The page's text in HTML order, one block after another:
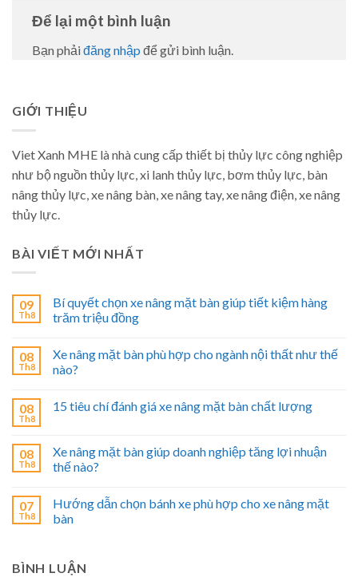
Để lại một bình luận
Bạn phải đăng nhập để gửi bình luận.
GIỚI THIỆU
Viet Xanh MHE là nhà cung cấp thiết bị thủy lực công nghiệp
như bộ nguồn thủy lực, xi lanh thủy lực, bơm thủy lực, bàn
nâng thủy lực, xe nâng bàn, xe nâng tay, xe nâng điện, xe nâng
thủy lực.
BÀI VIẾT MỚI NHẤT
09
Th8
Bí quyết chọn xe nâng mặt bàn giúp tiết kiệm hàng
trăm triệu đồng
08
Th8
Xe nâng mặt bàn phù hợp cho ngành nội thất như thế
nào?
08
Th8
15 tiêu chí đánh giá xe nâng mặt bàn chất lượng
08
Th8
Xe nâng mặt bàn giúp doanh nghiệp tăng lợi nhuận
thế nào?
07
Th8
Hướng dẫn chọn bánh xe phù hợp cho xe nâng mặt
bàn
BÌNH LUẬN